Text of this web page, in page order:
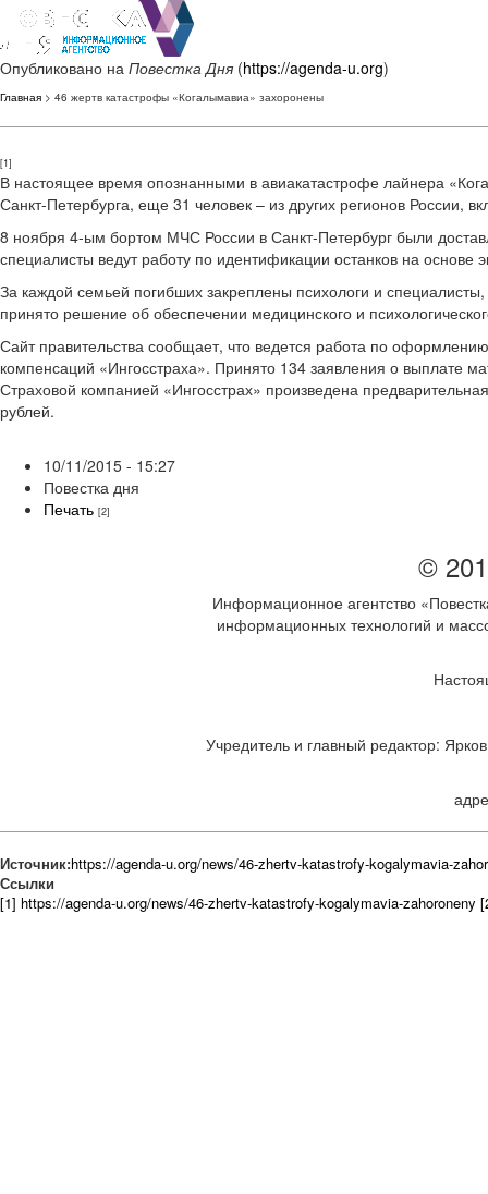
Опубликовано на Повестка Дня (https://agenda-u.org)
Главная > 46 жертв катастрофы «Когалымавиа» захоронены
[1]
В настоящее время опознанными в авиакатастрофе лайнера
Санкт-Петербурга, еще 31 человек – из других регионов России,
8 ноября 4-ым бортом МЧС России в Санкт-Петербург были
специалисты ведут работу по идентификации останков на
За каждой семьей погибших закреплены психологи и
принято решение об обеспечении медицинского и
Сайт правительства сообщает, что ведется работа по
компенсаций «Ингосстраха». Принято 134 заявления о выплате
Страховой компанией «Ингосстрах» произведена
рублей.
10/11/2015 - 15:27
Повестка дня
Печать [2]
©
Информационное агентство
информационных технологий и
Учредитель и главный редактор:
Источник:https://agenda-u.org/news/46-zhertv-katastrofy-kogalymavia-
Ссылки
[1] https://agenda-u.org/news/46-zhertv-katastrofy-kogalymavia-zahoroneny